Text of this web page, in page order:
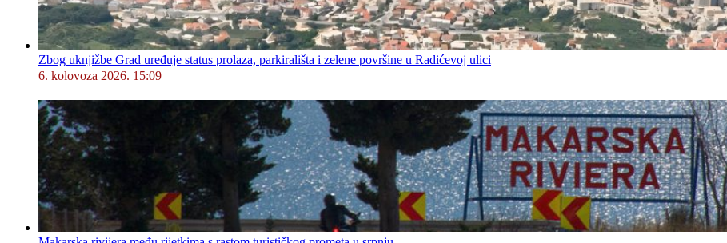
Zbog uknjižbe Grad uređuje status prolaza, parkirališta i zelene površine u Radićevoj ulici
6. kolovoza 2026. 15:09